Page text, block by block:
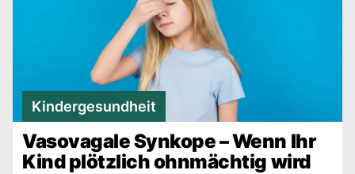
Kindergesundheit
Vasovagale Synkope – Wenn Ihr
Kind plötzlich ohnmächtig wird